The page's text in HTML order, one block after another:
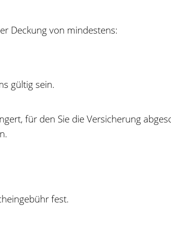
Deckung von mindestens:
gültig sein.
für den Sie die Versicherung
fest.